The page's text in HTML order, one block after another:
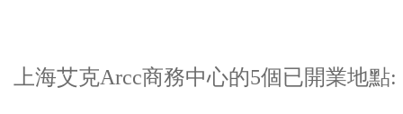
上海艾克Arcc商務中心的5個已開業地點: